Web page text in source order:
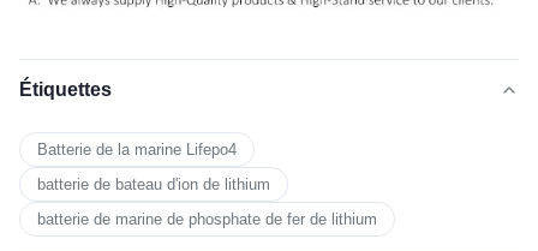
Étiquettes
Batterie de la marine Lifepo4
batterie de bateau d'ion de lithium
batterie de marine de phosphate de fer de lithium